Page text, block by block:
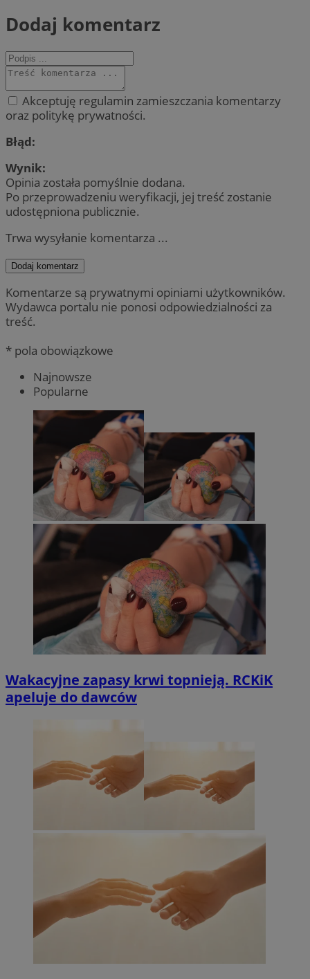
Dodaj komentarz
Akceptuję regulamin zamieszczania komentarzy
oraz politykę prywatności.
Błąd:
Wynik:
Opinia została pomyślnie dodana.
Po przeprowadzeniu weryfikacji, jej treść zostanie
udostępniona publicznie.
Trwa wysyłanie komentarza ...
Dodaj komentarz
Komentarze są prywatnymi opiniami użytkowników.
Wydawca portalu nie ponosi odpowiedzialności za
treść.
* pola obowiązkowe
Najnowsze
Popularne
Wakacyjne zapasy krwi topnieją. RCKiK
apeluje do dawców